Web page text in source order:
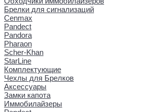
Брелки для сигнализаций
Cenmax
Pandect
Pandora
Pharaon
Scher-Khan
StarLine
Комплектующие
Чехлы для Брелков
Аксессуары
Замки капота
Иммобилайзеры